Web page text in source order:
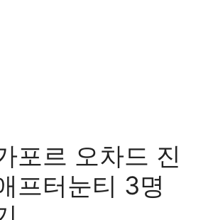
포르 오차드 진
프터눈티 3명